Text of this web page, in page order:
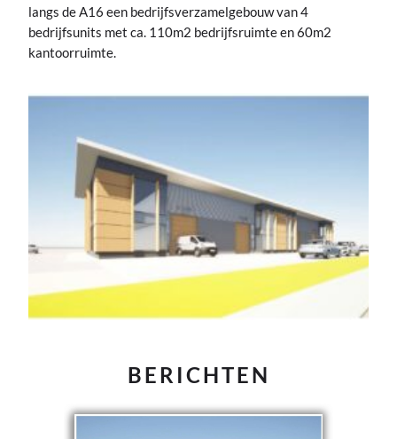
langs de A16 een bedrijfsverzamelgebouw van 4
bedrijfsunits met ca. 110m2 bedrijfsruimte en 60m2
kantoorruimte.
BERICHTEN